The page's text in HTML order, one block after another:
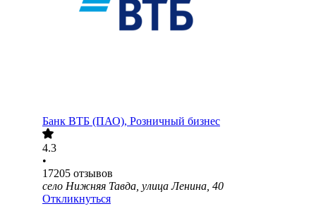
Банк ВТБ (ПАО), Розничный бизнес
4.3
•
17205 отзывов
село Нижняя Тавда, улица Ленина, 40
Откликнуться